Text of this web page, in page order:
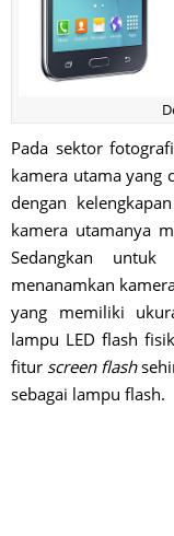
Pada sektor
kamera utama yang
dengan
kamera utamanya
Sedangkan
menanamkan
yang memiliki
lampu LED flash
fitur screen flash
sebagai lampu flash.